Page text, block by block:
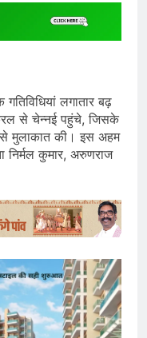
लगातार बढ़
से चेन्नई पहुंचे, जिसके
मुलाकात की। इस अहम
निर्मल कुमार, अरुणराज